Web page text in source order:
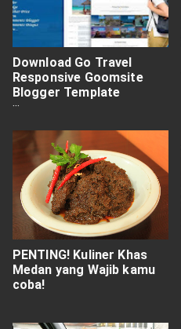
Download Go Travel
Responsive Goomsite
Blogger Template
Premium Free
PENTING! Kuliner Khas
Medan yang Wajib kamu
coba!